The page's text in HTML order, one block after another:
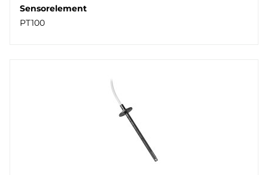
Sensorelement
PT100